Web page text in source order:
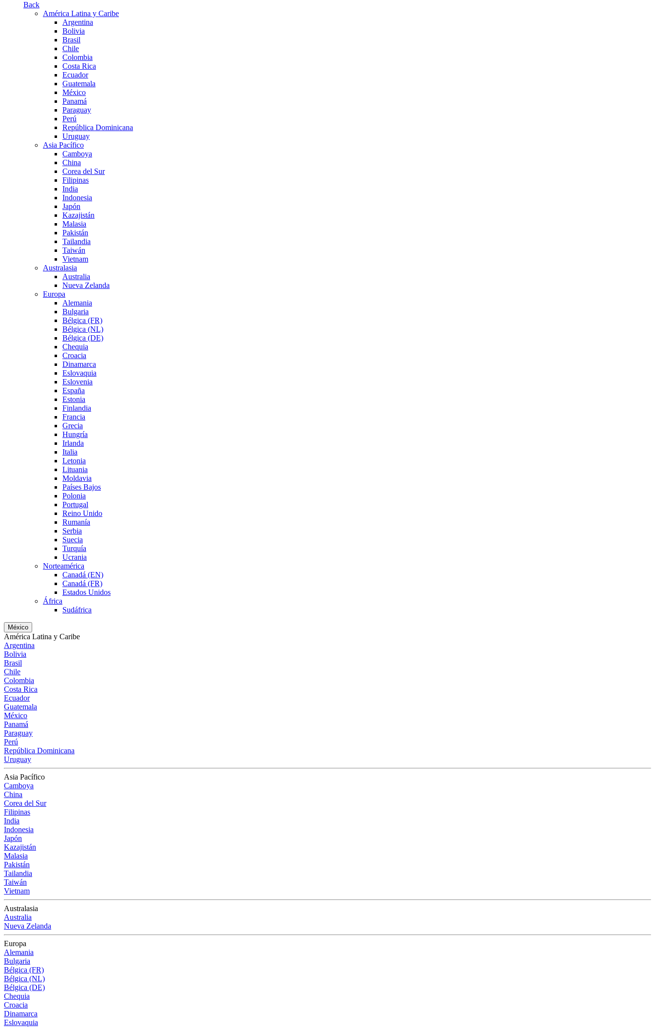
Back
América Latina y Caribe
Argentina
Bolivia
Brasil
Chile
Colombia
Costa Rica
Ecuador
Guatemala
México
Panamá
Paraguay
Perú
República Dominicana
Uruguay
Asia Pacífico
Camboya
China
Corea del Sur
Filipinas
India
Indonesia
Japón
Kazajistán
Malasia
Pakistán
Tailandia
Taiwán
Vietnam
Australasia
Australia
Nueva Zelanda
Europa
Alemania
Bulgaria
Bélgica (FR)
Bélgica (NL)
Bélgica (DE)
Chequia
Croacia
Dinamarca
Eslovaquia
Eslovenia
España
Estonia
Finlandia
Francia
Grecia
Hungría
Irlanda
Italia
Letonia
Lituania
Moldavia
Países Bajos
Polonia
Portugal
Reino Unido
Rumanía
Serbia
Suecia
Turquía
Ucrania
Norteamérica
Canadá (EN)
Canadá (FR)
Estados Unidos
África
Sudáfrica
México
América Latina y Caribe
Argentina
Bolivia
Brasil
Chile
Colombia
Costa Rica
Ecuador
Guatemala
México
Panamá
Paraguay
Perú
República Dominicana
Uruguay
Asia Pacífico
Camboya
China
Corea del Sur
Filipinas
India
Indonesia
Japón
Kazajistán
Malasia
Pakistán
Tailandia
Taiwán
Vietnam
Australasia
Australia
Nueva Zelanda
Europa
Alemania
Bulgaria
Bélgica (FR)
Bélgica (NL)
Bélgica (DE)
Chequia
Croacia
Dinamarca
Eslovaquia